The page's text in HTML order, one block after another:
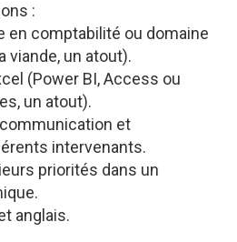
:
en comptabilité ou domaine
viande, un atout).
(Power BI, Access ou
un atout).
et
intervenants.
priorités dans un
anglais.